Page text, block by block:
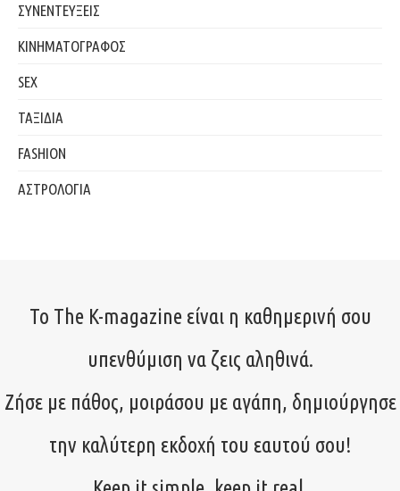
ΣΥΝΕΝΤΕΥΞΕΙΣ
ΚΙΝΗΜΑΤΟΓΡΑΦΟΣ
SEX
ΤΑΞΙΔΙΑ
FASHION
ΑΣΤΡΟΛΟΓΙΑ
Το The K-magazine είναι η καθημερινή σου
υπενθύμιση να ζεις αληθινά.
Ζήσε με πάθος, μοιράσου με αγάπη, δημιούργησε
την καλύτερη εκδοχή του εαυτού σου!